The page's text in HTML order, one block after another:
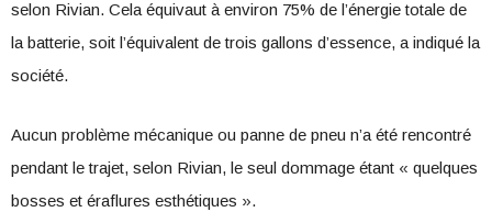
selon Rivian. Cela équivaut à environ 75% de l’énergie totale de
la batterie, soit l’équivalent de trois gallons d’essence, a indiqué la
société.
Aucun problème mécanique ou panne de pneu n’a été rencontré
pendant le trajet, selon Rivian, le seul dommage étant « quelques
bosses et éraflures esthétiques ».